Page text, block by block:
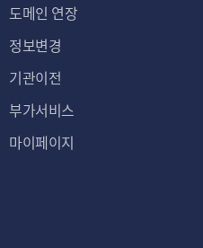
도메인 연장
정보변경
기관이전
부가서비스
마이페이지